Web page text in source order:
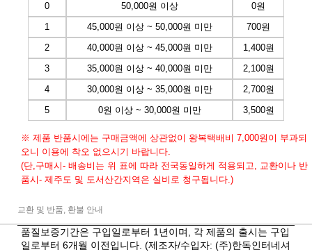
0
50,000원 이상
0원
1
45,000원 이상 ~ 50,000원 미만
700원
2
40,000원 이상 ~ 45,000원 미만
1,400원
3
35,000원 이상 ~ 40,000원 미만
2,100원
4
30,000원 이상 ~ 35,000원 미만
2,700원
5
0원 이상 ~ 30,000원 미만 3,500원
※ 제품 반품시에는 구매금액에 상관없이 왕복택배비 7,000원이 부과되
오니 이용에 착오 없으시기 바랍니다.
(단,구매시- 배송비는 위 표에 따라 전국동일하게 적용되고, 교환이나 반
품시- 제주도 및 도서산간지역은 실비로 청구됩니다.)
교환 및 반품, 환불 안내
품질보증기간은 구입일로부터 1년이며, 각 제품의 출시는 구입
일로부터 6개월 이전입니다. (제조자/수입자: (주)한독인터네셔